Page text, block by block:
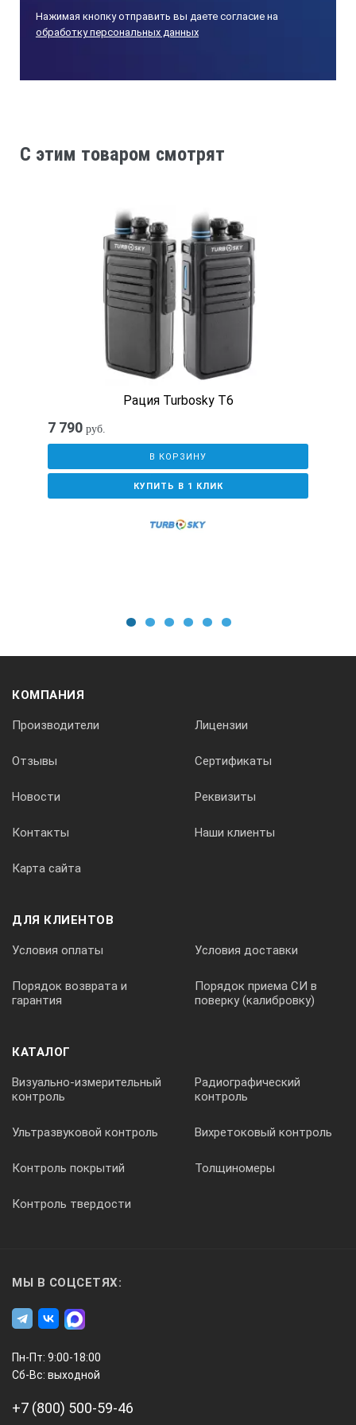
Нажимая кнопку отправить вы даете согласие на
обработку персональных данных
C этим товаром смотрят
Рация Turbosky T6
7 790 руб.
В КОРЗИНУ
КУПИТЬ В 1 КЛИК
КОМПАНИЯ
Производители Лицензии
Отзывы Сертификаты
Новости Реквизиты
Контакты Наши клиенты
Карта сайта
ДЛЯ КЛИЕНТОВ
Условия оплаты Условия доставки
Порядок возврата и
гарантия
Порядок приема СИ в
поверку (калибровку)
КАТАЛОГ
Визуально-измерительный
контроль
Радиографический
контроль
Ультразвуковой контроль Вихретоковый контроль
Контроль покрытий Толщиномеры
Контроль твердости
МЫ В СОЦСЕТЯХ:
Пн-Пт: 9:00-18:00
Сб-Вс: выходной
+7 (800) 500-59-46